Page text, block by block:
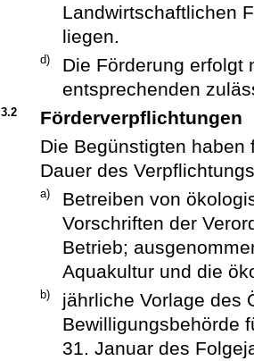
Landwirtschaftlichen
liegen.
d)
Die Förderung erfolgt
entsprechenden
3.2
Förderverpflichtungen
Die Begünstigten
Dauer des
a)
Betreiben von
Vorschriften der
Betrieb;
Aquakultur und die
b)
jährliche Vorlage des
Bewilligungsbehörde
31. Januar des